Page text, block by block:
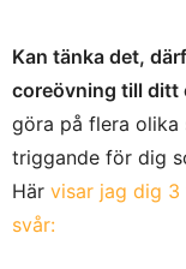
Kan tänka det,
coreövning till ditt
göra på flera
triggande för dig
Här visar jag dig 3
svår: